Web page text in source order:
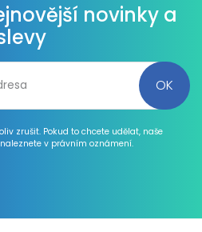
novinky a
zrušit. Pokud to chcete udělat, naše
v právním oznámení.